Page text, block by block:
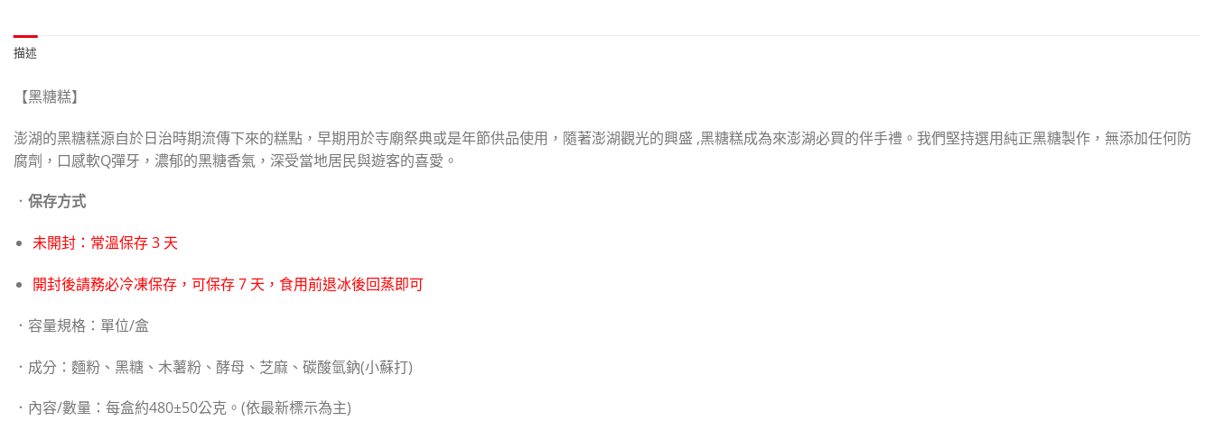
描述
【黑糖糕】
澎湖的黑糖糕源自於日治時期流傳下來的糕點，早期用於寺廟祭典或是年節供品使用，隨著澎湖觀光的興盛 ,黑糖糕成為來澎湖必買的伴手禮。我們堅持選用純正黑糖製作，無添加任何防
腐劑，口感軟Q彈牙，濃郁的黑糖香氣，深受當地居民與遊客的喜愛。
． 保存方式
未開封：常溫保存 3 天
開封後請務必冷凍保存， 可保存 7 天，食用前退冰後回蒸即可
．容量規格：單位/盒
．成分： 麵粉、黑糖、木薯粉、酵母、芝麻、碳酸氫鈉(小蘇打)
． 內容/數量：每盒約480±50公克。(依最新標示為主)